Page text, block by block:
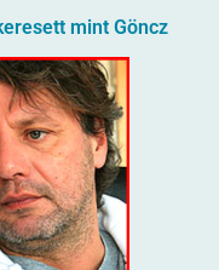
mint Göncz